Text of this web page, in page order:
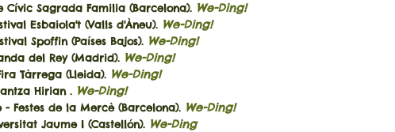
Sagrada Familia (Barcelona). We-Ding!
Esbaiola't (Valls d'Àneu). We-Ding!
Spoffin (Países Bajos). We-Ding!
del Rey(Madrid). We-Ding!
Tàrrega (Lleida). We-Ding!
Hirian . We-Ding!
- Festes de la Mercè (Barcelona). We-Ding!
Jaume I (Castellón). We-Ding